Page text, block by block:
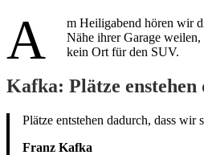
A
m Heiligabend hören wir
Nähe ihrer Garage
kein Ort für den SUV.
Kafka: Plätze
Plätze entstehen dadurch, dass wir
Franz Kafka